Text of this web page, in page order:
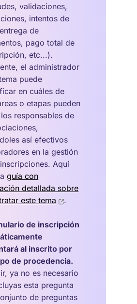
validaciones,
intentos de
de
pago total de
etc...).
el administrador
puede
en cuáles de
o etapas pueden
responsables de
así efectivos
en la gestión
Aquí
guía con
detallada sobre
este tema
.
de inscripción
al inscrito por
de procedencia.
ya no es necesario
esta pregunta
de preguntas